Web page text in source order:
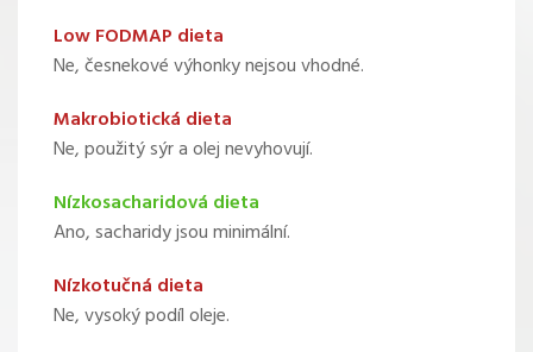
Low FODMAP dieta
Ne, česnekové výhonky nejsou vhodné.
Makrobiotická dieta
Ne, použitý sýr a olej nevyhovují.
Nízkosacharidová dieta
Ano, sacharidy jsou minimální.
Nízkotučná dieta
Ne, vysoký podíl oleje.